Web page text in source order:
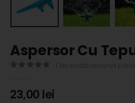
Aspersor Cu
23,00 lei